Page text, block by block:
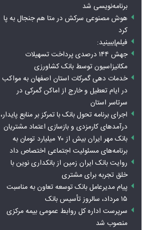
برنامه‌نویسی شد
هوش مصنوعی سرکش در متا هم جنجال به پا
کرد
فیلم|ببینید:
جهش ۱۴۴ درصدی پرداخت تسهیلات
مکانیزاسیون توسط بانک کشاورزی
خدمات دهی گمرکات استان اصفهان به مواکب
در ایام تعطیل و خارج از اماکن گمرکی در
سرتاسر استان
اجرای برنامه تحول بانک با تمرکز بر منابع پایدار،
درآمدهای کارمزدی و بازسازی اعتماد مشتریان
بانک مهر ایران بیش از ۷۰ میلیارد تومان به
برنامه‌های مسئولیت اجتماعی اختصاص داد
روایت بانک ایران زمین از بانکداری نوین با
خلق تجربه برای مشتری
پیام مدیرعامل بانک توسعه تعاون به مناسبت
۱۵ مرداد، سالروز تأسیس بانک
سرپرست اداره کل روابط عمومی بیمه مرکزی
منصوب شد